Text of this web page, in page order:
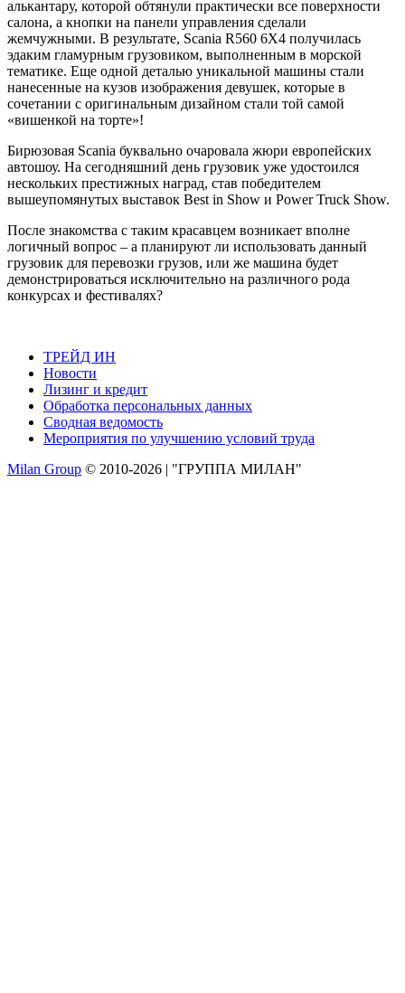
алькантару, которой обтянули практически все поверхности
салона, а кнопки на панели управления сделали
жемчужными. В результате, Scania R560 6X4 получилась
эдаким гламурным грузовиком, выполненным в морской
тематике. Еще одной деталью уникальной машины стали
нанесенные на кузов изображения девушек, которые в
сочетании с оригинальным дизайном стали той самой
«вишенкой на торте»!
Бирюзовая Scania буквально очаровала жюри европейских
автошоу. На сегодняшний день грузовик уже удостоился
нескольких престижных наград, став победителем
вышеупомянутых выставок Best in Show и Power Truck Show.
После знакомства с таким красавцем возникает вполне
логичный вопрос – а планируют ли использовать данный
грузовик для перевозки грузов, или же машина будет
демонстрироваться исключительно на различного рода
конкурсах и фестивалях?
ТРЕЙД ИН
Новости
Лизинг и кредит
Обработка персональных данных
Сводная ведомость
Мероприятия по улучшению условий труда
Milan Group © 2010-2026 | "ГРУППА МИЛАН"